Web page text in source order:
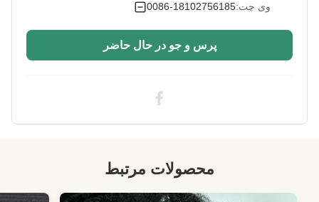
وی چت:0086-18102756185
پرس و جو در حال حاضر
محصولات مرتبط